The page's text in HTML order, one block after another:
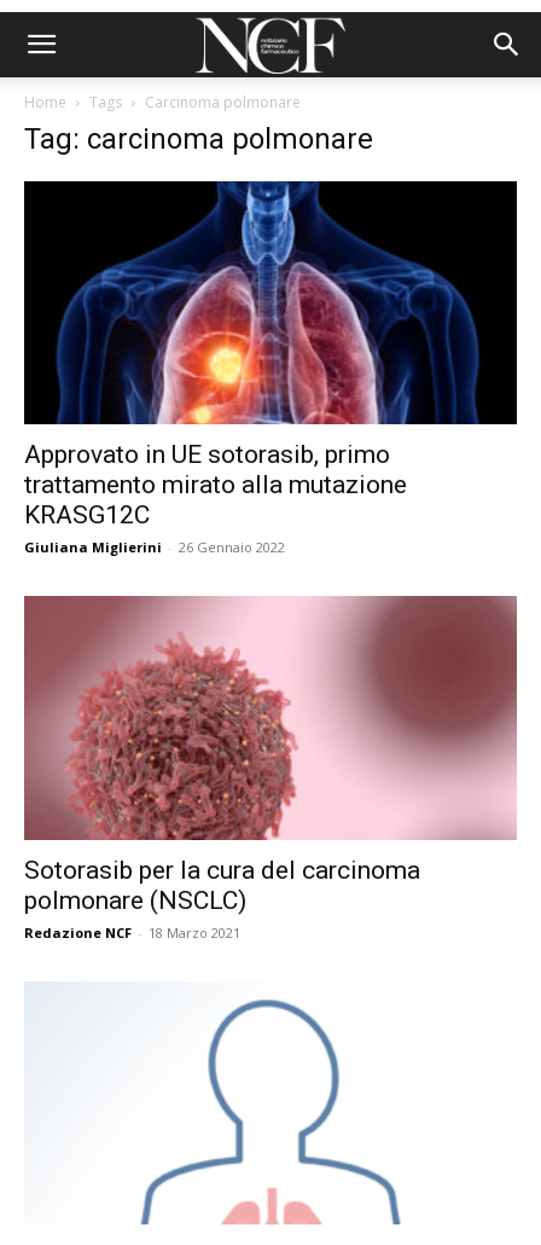
Home Tags Carcinoma polmonare
Tag: carcinoma polmonare
Approvato in UE sotorasib, primo
trattamento mirato alla mutazione
KRASG12C
Giuliana Miglierini - 26 Gennaio 2022
Sotorasib per la cura del carcinoma
polmonare (NSCLC)
Redazione NCF - 18 Marzo 2021